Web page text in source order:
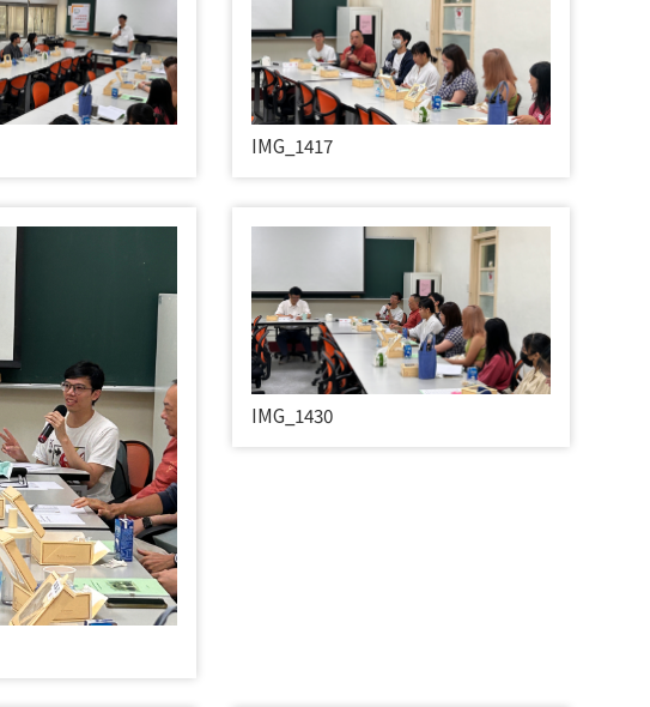
IMG_1417
IMG_1430